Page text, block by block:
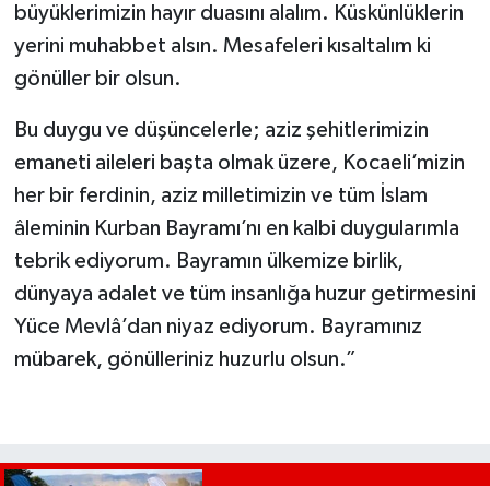
büyüklerimizin hayır duasını alalım. Küskünlüklerin
yerini muhabbet alsın. Mesafeleri kısaltalım ki
gönüller bir olsun.
Bu duygu ve düşüncelerle; aziz şehitlerimizin
emaneti aileleri başta olmak üzere, Kocaeli’mizin
her bir ferdinin, aziz milletimizin ve tüm İslam
âleminin Kurban Bayramı’nı en kalbi duygularımla
tebrik ediyorum. Bayramın ülkemize birlik,
dünyaya adalet ve tüm insanlığa huzur getirmesini
Yüce Mevlâ’dan niyaz ediyorum. Bayramınız
mübarek, gönülleriniz huzurlu olsun.”